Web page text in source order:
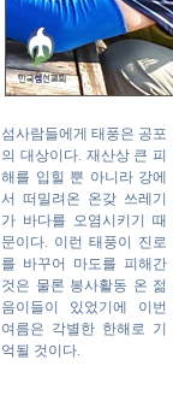
섬사람들에게 태풍은 공포
의 대상이다. 재산상 큰 피
해를 입힐 뿐 아니라 강에
서 떠밀려온 온갖 쓰레기
가 바다를 오염시키기 때
문이다. 이런 태풍이 진로
를 바꾸어 마도를 피해간
것은 물론 봉사활동 온 젊
음이들이 있었기에 이번
여름은 각별한 한해로 기
억될 것이다.